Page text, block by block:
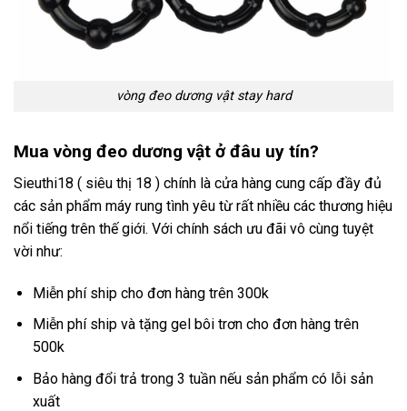
vòng đeo dương vật stay hard
Mua vòng đeo dương vật ở đâu uy tín?
Sieuthi18 ( siêu thị 18 ) chính là cửa hàng cung cấp đầy đủ
các sản phẩm máy rung tình yêu từ rất nhiều các thương hiệu
nổi tiếng trên thế giới. Với chính sách ưu đãi vô cùng tuyệt
vời như:
Miễn phí ship cho đơn hàng trên 300k
Miễn phí ship và tặng gel bôi trơn cho đơn hàng trên
500k
Bảo hàng đổi trả trong 3 tuần nếu sản phẩm có lỗi sản
xuất